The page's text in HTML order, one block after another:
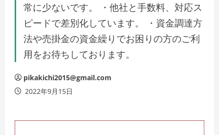
常に少ないです。 ・他社と手数料、対応ス
ピードで差別化しています。 ・資金調達方
法や売掛金の資金繰りでお困りの方のご利
用をお待ちしております。
pikakichi2015@gmail.com
2022年9月15日